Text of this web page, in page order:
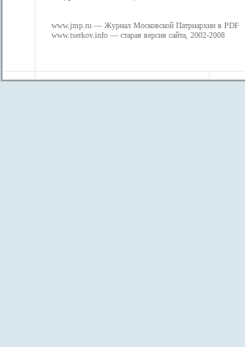
www.jmp.ru — Журнал Московской Патриархии в PDF
www.tserkov.info — старая версия сайта, 2002-2008